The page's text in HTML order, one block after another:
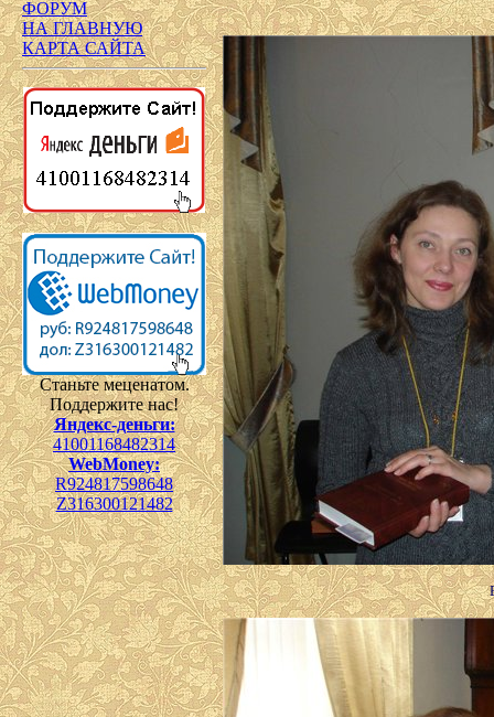
ФОРУМ
НА ГЛАВНУЮ
КАРТА САЙТА
Станьте меценатом.
Поддержите нас!
Яндекс-деньги:
41001168482314
WebMoney:
R924817598648
Z316300121482